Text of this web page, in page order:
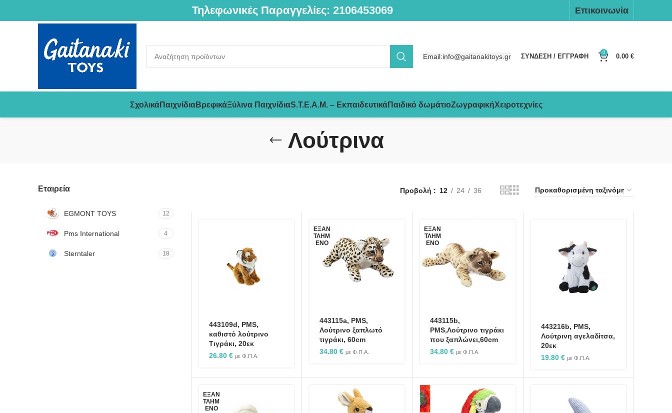
Τηλεφωνικές Παραγγελίες: 2106453069 Επικοινωνία
Email:info@gaitanakitoys.gr ΣΥΝΔΕΣΗ / ΕΓΓΡΑΦΗ
0
0.00 €
ΣχολικάΠαιχνίδιαΒρεφικάΞύλινα ΠαιχνίδιαS.T.E.A.M. – ΕκπαιδευτικάΠαιδικό δωμάτιοΖωγραφικήΧειροτεχνίες
Λούτρινα
Εταιρεία
EGMONT TOYS 12
Pms International 4
Sterntaler 18
Προβολή 12 24 36
443109d, PMS,
καθιστό λούτρινο
Τιγράκι, 20εκ
26.80 € με Φ.Π.Α.
ΕΞΑΝ
ΤΛΗΜ
ΈΝΟ
443115a, PMS,
Λούτρινο ξαπλωτό
τιγράκι, 60cm
34.80 € με Φ.Π.Α.
ΕΞΑΝ
ΤΛΗΜ
ΈΝΟ
443115b,
PMS,Λούτρινο τιγράκι
που ξαπλώνει,60cm
34.80€ με Φ.Π.Α.
443216b, PMS,
Λούτρινη αγελαδίτσα,
20εκ
19.80 € με Φ.Π.Α.
ΕΞΑΝ
ΤΛΗΜ
ΈΝΟ